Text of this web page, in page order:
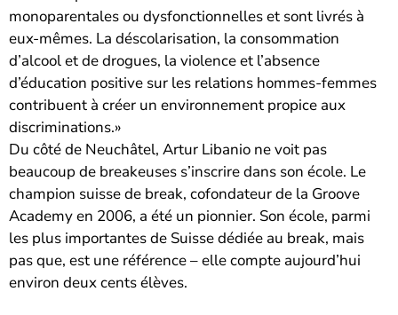
monoparentales ou dysfonctionnelles et sont livrés à
eux-mêmes. La déscolarisation, la consommation
d’alcool et de drogues, la violence et l’absence
d’éducation positive sur les relations hommes-femmes
contribuent à créer un environnement propice aux
discriminations.»
Du côté de Neuchâtel, Artur Libanio ne voit pas
beaucoup de breakeuses s’inscrire dans son école. Le
champion suisse de break, cofondateur de la Groove
Academy en 2006, a été un pionnier. Son école, parmi
les plus importantes de Suisse dédiée au break, mais
pas que, est une référence – elle compte aujourd’hui
environ deux cents élèves.